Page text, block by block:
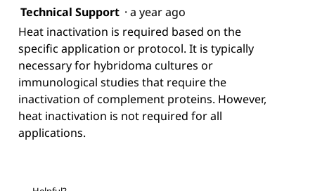
Technical Support · a year ago
Heat inactivation is required based on the
specific application or protocol. It is typically
necessary for hybridoma cultures or
immunological studies that require the
inactivation of complement proteins. However,
heat inactivation is not required for all
applications.